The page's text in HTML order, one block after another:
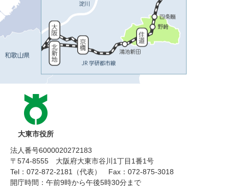
大東市役所
法人番号6000020272183
〒574-8555 大阪府大東市谷川1丁目1番1号
Tel：072-872-2181（代表）
Fax：072-875-3018
開庁時間：午前9時から午後5時30分まで